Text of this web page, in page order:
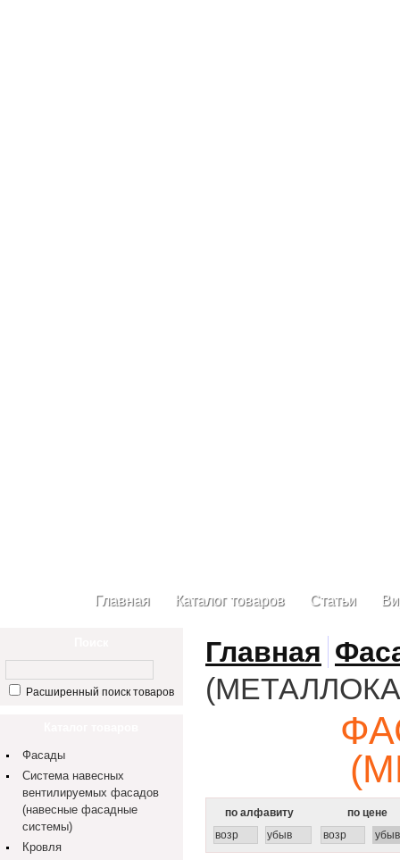
Главная Каталог товаров Статьи
Расширенный поиск товаров
Фасады
Система навесных
вентилируемых фасадов
(навесные фасадные
системы)
Кровля
Главная
по алфавиту
по цене
возр
убыв возр убыв